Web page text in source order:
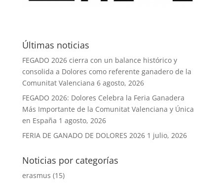
Últimas noticias
FEGADO 2026 cierra con un balance histórico y
consolida a Dolores como referente ganadero de la
Comunitat Valenciana 6 agosto, 2026
FEGADO 2026: Dolores Celebra la Feria Ganadera
Más Importante de la Comunitat Valenciana y Única
en España 1 agosto, 2026
FERIA DE GANADO DE DOLORES 2026 1 julio, 2026
Noticias por categorías
erasmus (15)